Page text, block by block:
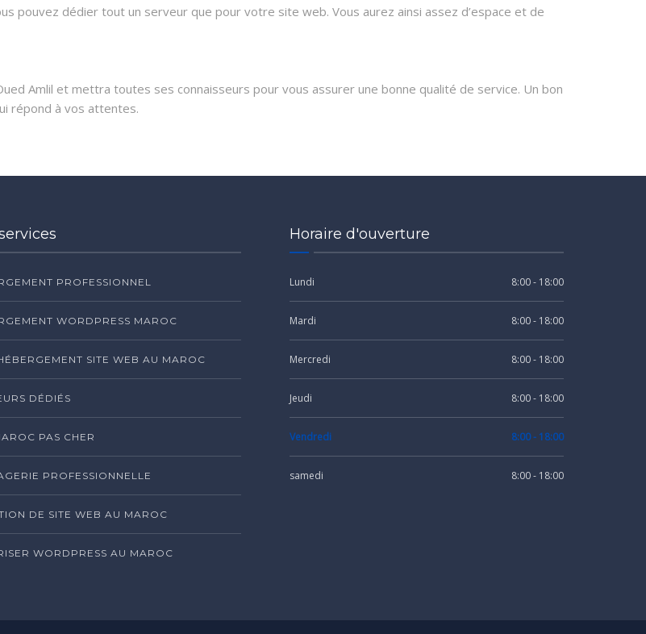
pouvez dédier tout un serveur que pour votre site web. Vous aurez ainsi assez d’espace et de
Amlil et mettra toutes ses connaisseurs pour vous assurer une bonne qualité de service. Un bon
répond à vos attentes.
PROFESSIONNEL
WORDPRESS MAROC
SITE WEB AU MAROC
DÉDIÉS
PAS CHER
PROFESSIONNELLE
DE SITE WEB AU MAROC
WORDPRESS AU MAROC
Horaire d'ouverture
Lundi 8:00 - 18:00
Mardi 8:00 - 18:00
Mercredi 8:00 - 18:00
Jeudi 8:00 - 18:00
Vendredi 8:00 - 18:00
samedi 8:00 - 18:00